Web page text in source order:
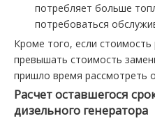
потребляет больше
потребоваться
Кроме того, если
превышать стоимость
пришло время рассмотреть
Расчет оставшегося
дизельного генератора